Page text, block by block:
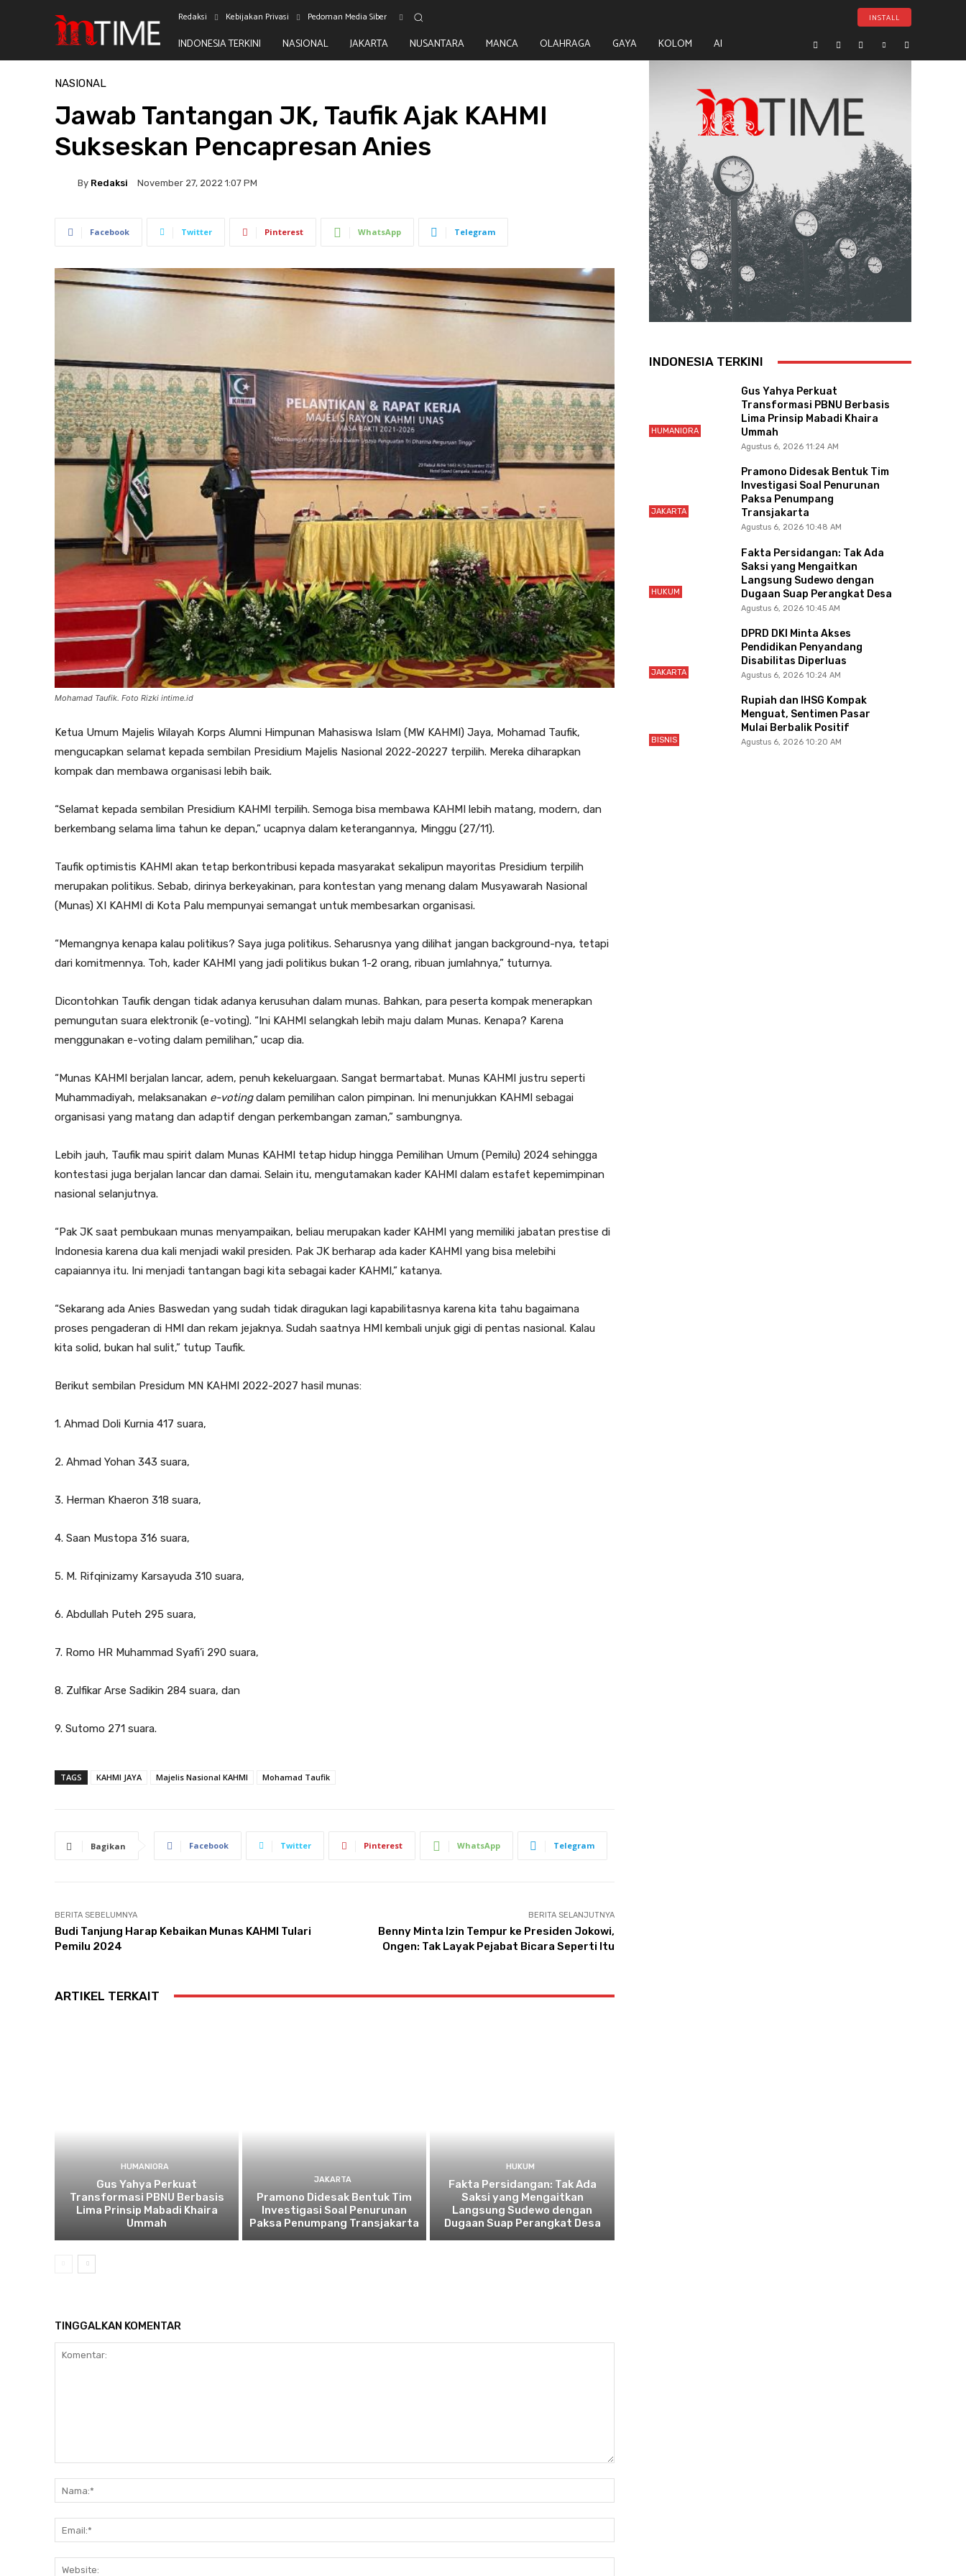
Redaksi Kebijakan Privasi Pedoman Media Siber INSTALL
INDONESIA TERKINI NASIONAL JAKARTA NUSANTARA MANCA OLAHRAGA GAYA KOLOM AI
Beranda Nasional
NASIONAL
Jawab Tantangan JK, Taufik Ajak KAHMI
Sukseskan Pencapresan Anies
By Redaksi November 27, 2022 1:07 PM
Facebook Twitter Pinterest WhatsApp Telegram
Mohamad Taufik. Foto Rizki intime.id
Ketua Umum Majelis Wilayah Korps Alumni Himpunan Mahasiswa Islam (MW KAHMI) Jaya, Mohamad Taufik,
mengucapkan selamat kepada sembilan Presidium Majelis Nasional 2022-20227 terpilih. Mereka diharapkan
kompak dan membawa organisasi lebih baik.
“Selamat kepada sembilan Presidium KAHMI terpilih. Semoga bisa membawa KAHMI lebih matang, modern, dan
berkembang selama lima tahun ke depan,” ucapnya dalam keterangannya, Minggu (27/11).
Taufik optimistis KAHMI akan tetap berkontribusi kepada masyarakat sekalipun mayoritas Presidium terpilih
merupakan politikus. Sebab, dirinya berkeyakinan, para kontestan yang menang dalam Musyawarah Nasional
(Munas) XI KAHMI di Kota Palu mempunyai semangat untuk membesarkan organisasi.
“Memangnya kenapa kalau politikus? Saya juga politikus. Seharusnya yang dilihat jangan background-nya, tetapi
dari komitmennya. Toh, kader KAHMI yang jadi politikus bukan 1-2 orang, ribuan jumlahnya,” tuturnya.
Dicontohkan Taufik dengan tidak adanya kerusuhan dalam munas. Bahkan, para peserta kompak menerapkan
pemungutan suara elektronik (e-voting). “Ini KAHMI selangkah lebih maju dalam Munas. Kenapa? Karena
menggunakan e-voting dalam pemilihan,” ucap dia.
“Munas KAHMI berjalan lancar, adem, penuh kekeluargaan. Sangat bermartabat. Munas KAHMI justru seperti
Muhammadiyah, melaksanakan e-votingdalam pemilihan calon pimpinan. Ini menunjukkan KAHMI sebagai
organisasi yang matang dan adaptif dengan perkembangan zaman,” sambungnya.
Lebih jauh, Taufik mau spirit dalam Munas KAHMI tetap hidup hingga Pemilihan Umum (Pemilu) 2024 sehingga
kontestasi juga berjalan lancar dan damai. Selain itu, mengutamakan kader KAHMI dalam estafet kepemimpinan
nasional selanjutnya.
“Pak JK saat pembukaan munas menyampaikan, beliau merupakan kader KAHMI yang memiliki jabatan prestise di
Indonesia karena dua kali menjadi wakil presiden. Pak JK berharap ada kader KAHMI yang bisa melebihi
capaiannya itu. Ini menjadi tantangan bagi kita sebagai kader KAHMI,” katanya.
“Sekarang ada Anies Baswedan yang sudah tidak diragukan lagi kapabilitasnya karena kita tahu bagaimana
proses pengaderan di HMI dan rekam jejaknya. Sudah saatnya HMI kembali unjuk gigi di pentas nasional. Kalau
kita solid, bukan hal sulit,” tutup Taufik.
Berikut sembilan Presidum MN KAHMI 2022-2027 hasil munas:
1. Ahmad Doli Kurnia 417 suara,
2. Ahmad Yohan 343 suara,
3. Herman Khaeron 318 suara,
4. Saan Mustopa 316 suara,
5. M. Rifqinizamy Karsayuda 310 suara,
6. Abdullah Puteh 295 suara,
7. Romo HR Muhammad Syafi’i 290 suara,
8. Zulfikar Arse Sadikin 284 suara, dan
9. Sutomo 271 suara.
TAGS KAHMI JAYA Majelis Nasional KAHMI Mohamad Taufik
Bagikan Facebook Twitter Pinterest WhatsApp Telegram
BERITA SEBELUMNYA
Budi Tanjung Harap Kebaikan Munas KAHMI Tulari
Pemilu 2024
BERITA SELANJUTNYA
Benny Minta Izin Tempur ke Presiden Jokowi,
Ongen: Tak Layak Pejabat Bicara Seperti Itu
ARTIKEL TERKAIT
HUMANIORA
Gus Yahya Perkuat
Transformasi PBNU Berbasis
Lima Prinsip Mabadi Khaira
Ummah
JAKARTA
Pramono Didesak Bentuk Tim
Investigasi Soal Penurunan
Paksa Penumpang Transjakarta
HUKUM
Fakta Persidangan: Tak Ada
Saksi yang Mengaitkan
Langsung Sudewo dengan
Dugaan Suap Perangkat Desa
TINGGALKAN KOMENTAR
INDONESIA TERKINI
HUMANIORA
Gus Yahya Perkuat
Transformasi PBNU Berbasis
Lima Prinsip Mabadi Khaira
Ummah
Agustus 6, 2026 11:24 AM
JAKARTA
Pramono Didesak Bentuk Tim
Investigasi Soal Penurunan
Paksa Penumpang
Transjakarta
Agustus 6, 2026 10:48 AM
HUKUM
Fakta Persidangan: Tak Ada
Saksi yang Mengaitkan
Langsung Sudewo dengan
Dugaan Suap Perangkat Desa
Agustus 6, 2026 10:45 AM
JAKARTA
DPRD DKI Minta Akses
Pendidikan Penyandang
Disabilitas Diperluas
Agustus 6, 2026 10:24 AM
BISNIS
Rupiah dan IHSG Kompak
Menguat, Sentimen Pasar
Mulai Berbalik Positif
Agustus 6, 2026 10:20 AM